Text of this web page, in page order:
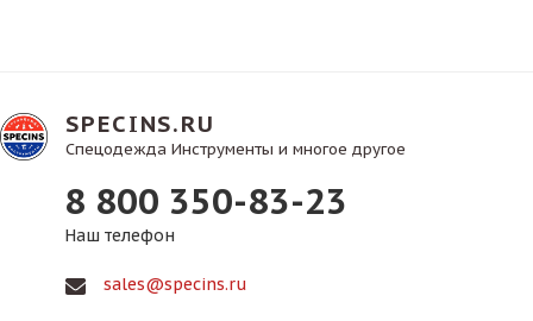
SPECINS.RU
Спецодежда Инструменты и многое другое
8 800 350-83-23
Наш телефон
sales@specins.ru